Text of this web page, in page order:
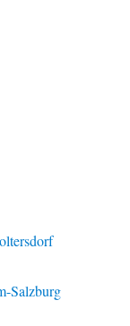
Salzburg